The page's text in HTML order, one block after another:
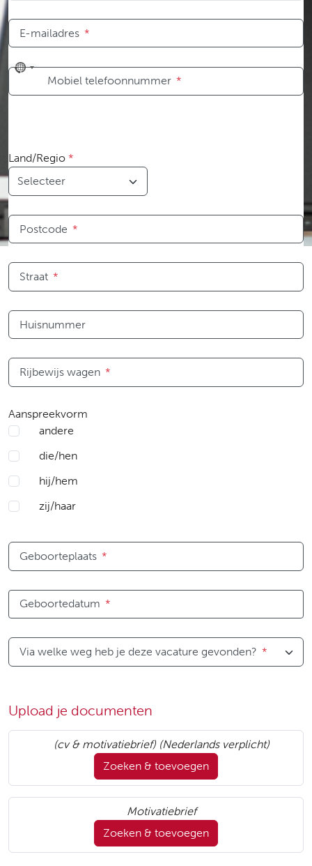
E-mailadres *
No
countryMobiel telefoonnummer *
Land/Regio *
Postcode *
Straat *
Huisnummer
Rijbewijs wagen *
Aanspreekvorm
andere
die/hen
hij/hem
zij/haar
Geboorteplaats *
Geboortedatum *
Via welke weg heb je deze vacature gevonden? *
Upload je documenten
(cv & motivatiebrief) (Nederlands verplicht)
Zoeken & toevoegen
Motivatiebrief
Zoeken & toevoegen